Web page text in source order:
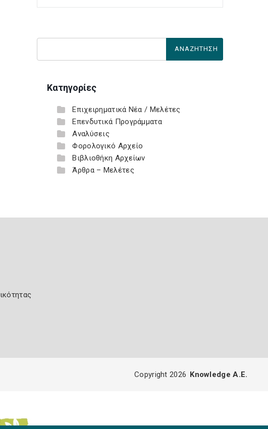
Κατηγορίες
Επιχειρηματικά Νέα / Μελέτες
Επενδυτικά Προγράμματα
Αναλύσεις
Φορολογικό Αρχείο
Βιβλιοθήκη Αρχείων
Άρθρα – Μελέτες
Copyright 2026 Knowledge A.E.